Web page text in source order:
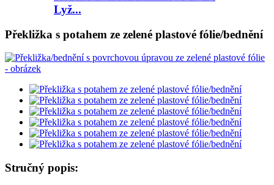
Lyž...
Překližka s potahem ze zelené plastové fólie/bednění
Stručný popis: